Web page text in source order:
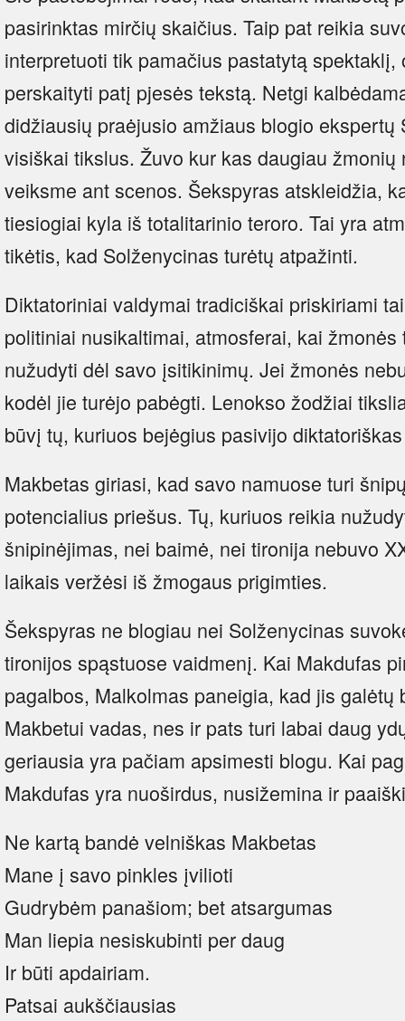
pasirinktas mirčių skaičius. Taip pat reikia
interpretuoti tik pamačius pastatytą
perskaityti patį pjesės tekstą. Netgi
didžiausių praėjusio amžiaus blogio ekspertų
visiškai tikslus. Žuvo kur kas daugiau
veiksme ant scenos. Šekspyras atskleidžia,
tiesiogiai kyla iš totalitarinio teroro. Tai yra
tikėtis, kad Solženycinas turėtų atpažinti.
Diktatoriniai valdymai tradiciškai priskiriami
politiniai nusikaltimai, atmosferai, kai
nužudyti dėl savo įsitikinimų. Jei žmonės
kodėl jie turėjo pabėgti. Lenokso žodžiai
būvį tų, kuriuos bejėgius pasivijo
Makbetas giriasi, kad savo namuose turi
potencialius priešus. Tų, kuriuos reikia
šnipinėjimas, nei baimė, nei tironija nebuvo
laikais veržėsi iš žmogaus prigimties.
Šekspyras ne blogiau nei Solženycinas
tironijos spąstuose vaidmenį. Kai Makdufas
pagalbos, Malkolmas paneigia, kad jis galėtų
Makbetui vadas, nes ir pats turi labai daug
geriausia yra pačiam apsimesti blogu. Kai
Makdufas yra nuoširdus, nusižemina ir
Ne kartą bandė velniškas Makbetas
Mane į savo pinkles įvilioti
Gudrybėm panašiom; bet atsargumas
Man liepia nesiskubinti per daug
Ir būti apdairiam.
Patsai aukščiausias